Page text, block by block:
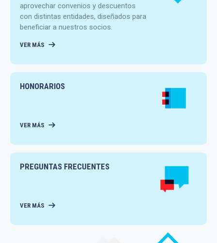
aprovechar convenios y descuentos
con distintas entidades, diseñados para
beneficiar a nuestros socios.
VER MÁS
HONORARIOS
VER MÁS
PREGUNTAS FRECUENTES
VER MÁS